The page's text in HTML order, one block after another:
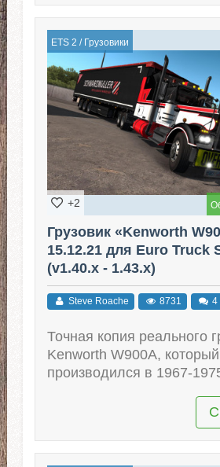
ETS 2 / Грузовики
+2
Грузовик «Kenworth
15.12.21 для Euro Truck
(v1.40.x - 1.43.x)
Steve Roache 8731 4
Точная копия реального
Kenworth W900A, который
производился в 1967-